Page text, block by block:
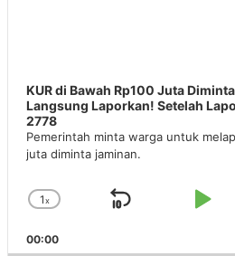
KUR di Bawah Rp100 Juta
Langsung Laporkan! Setelah
2778
Pemerintah minta warga untuk
juta diminta jaminan.
Change
Rate
1x
Skip
Play
00:00